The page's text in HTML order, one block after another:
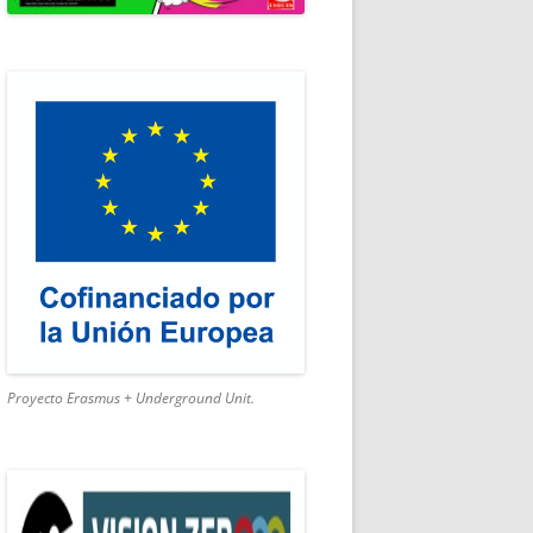
ACTIVO
Proyecto Erasmus + Underground Unit.